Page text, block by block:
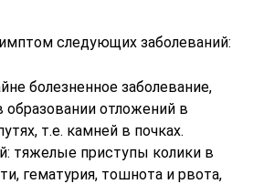
следующих заболеваний:
болезненное заболевание,
отложений в
т.е. камней в почках.
тяжелые приступы колики в
гематурия, тошнота и рвота,